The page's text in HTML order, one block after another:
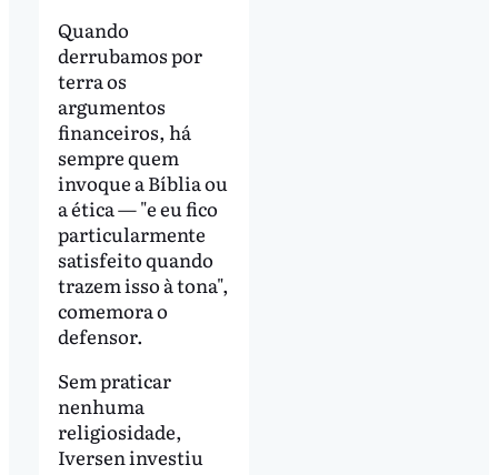
Quando
derrubamos por
terra os
argumentos
financeiros, há
sempre quem
invoque a Bíblia ou
a ética — "e eu fico
particularmente
satisfeito quando
trazem isso à tona",
comemora o
defensor.
Sem praticar
nenhuma
religiosidade,
Iversen investiu